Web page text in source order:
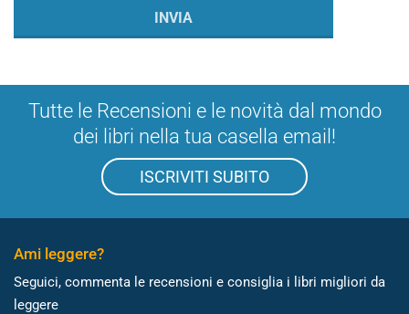
Tutte le Recensioni e le novità dal mondo
dei libri nella tua casella email!
ISCRIVITI SUBITO
Ami leggere?
Seguici, commenta le recensioni e consiglia i libri migliori da
leggere